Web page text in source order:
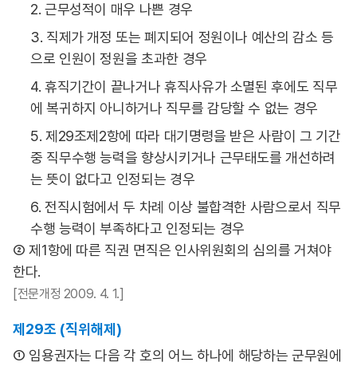
2. 근무성적이 매우 나쁜 경우
3. 직제가 개정 또는 폐지되어 정원이나 예산의 감소 등
으로 인원이 정원을 초과한 경우
4. 휴직기간이 끝나거나 휴직사유가 소멸된 후에도 직무
에 복귀하지 아니하거나 직무를 감당할 수 없는 경우
5. 제29조제2항에 따라 대기명령을 받은 사람이 그 기간
중 직무수행 능력을 향상시키거나 근무태도를 개선하려
는 뜻이 없다고 인정되는 경우
6. 전직시험에서 두 차례 이상 불합격한 사람으로서 직무
수행 능력이 부족하다고 인정되는 경우
② 제1항에 따른 직권 면직은 인사위원회의 심의를 거쳐야
한다.
[전문개정 2009. 4. 1.]
제29조 (직위해제)
① 임용권자는 다음 각 호의 어느 하나에 해당하는 군무원에